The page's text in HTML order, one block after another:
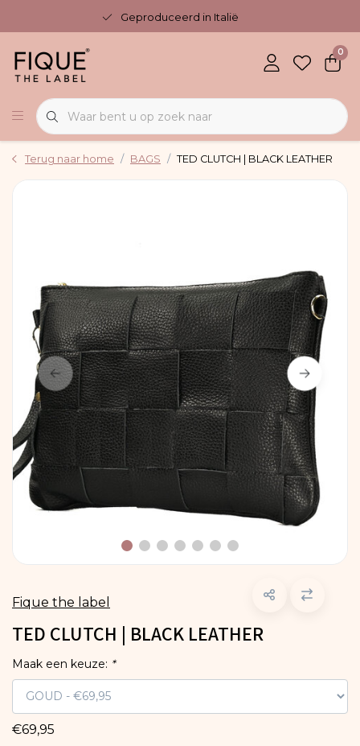
Geproduceerd in Italië
0
Terug naar home BAGS TED CLUTCH | BLACK LEATHER
Fique the label
TED CLUTCH | BLACK LEATHER
Maak een keuze: *
€69,95